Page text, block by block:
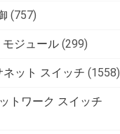
(757)
モジュール (299)
ット スイッチ (1558)
トワーク スイッチ